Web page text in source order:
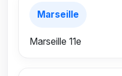
Marseille
Marseille 11e